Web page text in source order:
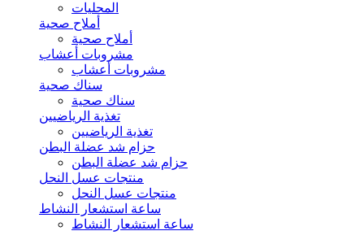
المحليات
أملاح صحية
أملاح صحية
مشروبات أعشاب
مشروبات أعشاب
سناك صحية
سناك صحية
تغذية الرياضيين
تغذية الرياضيين
حزام شد عضلة البطن
حزام شد عضلة البطن
منتجات عسل النحل
منتجات عسل النحل
ساعة استشعار النشاط
ساعة استشعار النشاط